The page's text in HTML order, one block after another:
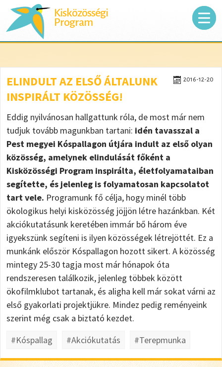
Kisközösségi
Program
2016-12-20
ELINDULT AZ ELSŐ ÁLTALUNK
INSPIRÁLT KÖZÖSSÉG!
Eddig nyilvánosan hallgattunk róla, de most már nem
tudjuk tovább magunkban tartani: idén tavasszal a
Pest megyei Kóspallagon útjára indult az első olyan
közösség, amelynek elindulását főként a
Kisközösségi Program inspirálta, életfolyamataiban
segítette, és jelenleg is folyamatosan kapcsolatot
tart vele. Programunk fő célja, hogy minél több
ökologikus helyi kisközösség jöjjön létre hazánkban. Két
akciókutatásunk keretében immár bő három éve
igyekszünk segíteni is ilyen közösségek létrejöttét. Ez a
munkánk először Kóspallagon hozott sikert. A közösség
mintegy 25-30 tagja most már hónapok óta
rendszeresen találkozik, jelenleg többek között
ökofilmklubot tartanak, és aligha kell már sokat várni az
első gyakorlati projektjükre. Mindez pedig reményeink
szerint még csak a biztató kezdet.
#Kóspallag
#Akciókutatás #Terepmunka